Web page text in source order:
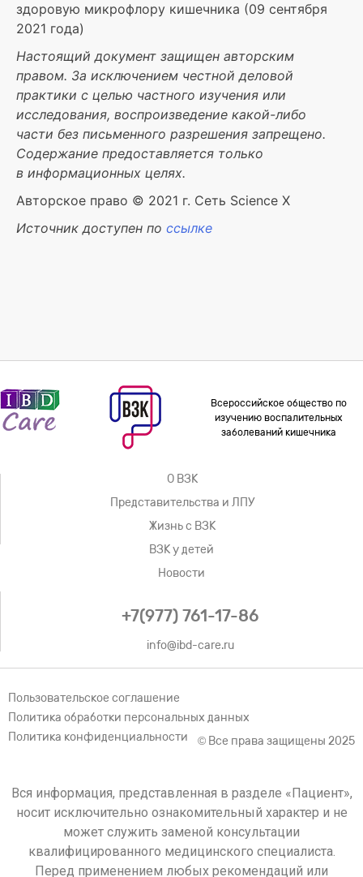
здоровую микрофлору кишечника (09 сентября
2021 года)
Настоящий документ защищен авторским
правом. За исключением честной деловой
практики с целью частного изучения или
исследования, воспроизведение какой-либо
части без письменного разрешения запрещено.
Содержание предоставляется только
в информационных целях.
Авторское право © 2021 г. Сеть Science X
Источник доступен по ссылке
Всероссийское общество по
изучению воспалительных
заболеваний кишечника
О ВЗК
Представительства и ЛПУ
Жизнь с ВЗК
ВЗК у детей
Новости
+7(977) 761-17-86
info@ibd-care.ru
Пользовательское соглашение
Политика обработки персональных данных
Политика конфиденциальности
© Все права защищены 2025
Вся информация, представленная в разделе «Пациент»,
носит исключительно ознакомительный характер и не
может служить заменой консультации
квалифицированного медицинского специалиста.
Перед применением любых рекомендаций или